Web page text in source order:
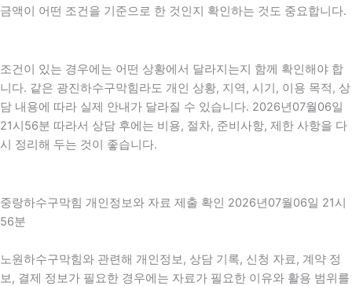
금액이 어떤 조건을 기준으로 한 것인지 확인하는 것도 중요합니다.
조건이 있는 경우에는 어떤 상황에서 달라지는지 함께 확인해야 합
니다. 같은 광진하수구막힘라도 개인 상황, 지역, 시기, 이용 목적, 상
담 내용에 따라 실제 안내가 달라질 수 있습니다. 2026년07월06일
21시56분 따라서 상담 후에는 비용, 절차, 준비사항, 제한 사항을 다
시 정리해 두는 것이 좋습니다.
중랑하수구막힘 개인정보와 자료 제출 확인 2026년07월06일 21시
56분
노원하수구막힘와 관련해 개인정보, 상담 기록, 신청 자료, 계약 정
보, 결제 정보가 필요한 경우에는 자료가 필요한 이유와 활용 범위를